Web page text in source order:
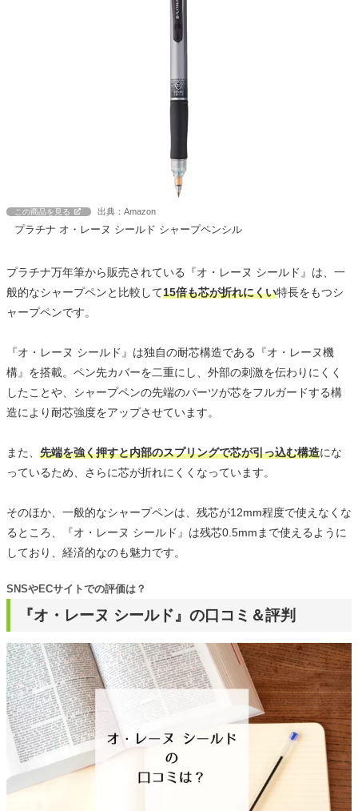
この商品を見る 出典：Amazon
プラチナ オ・レーヌ シールド シャープペンシル
プラチナ万年筆から販売されている『オ・レーヌ シールド』は、一
般的なシャープペンと比較して15倍も芯が折れにくい特長をもつシ
ャープペンです。
『オ・レーヌ シールド』は独自の耐芯構造である『オ・レーヌ機
構』を搭載。ペン先カバーを二重にし、外部の刺激を伝わりにくく
したことや、シャープペンの先端のパーツが芯をフルガードする構
造により耐芯強度をアップさせています。
また、 先端を強く押すと内部のスプリングで芯が引っ込む構造にな
っているため、さらに芯が折れにくくなっています。
そのほか、一般的なシャープペンは、残芯が12mm程度で使えなくな
るところ、『オ・レーヌ シールド』は残芯0.5mmまで使えるように
しており、経済的なのも魅力です。
『オ・レーヌ シールド』の口コミ＆評判
SNSやECサイトでの評価は？